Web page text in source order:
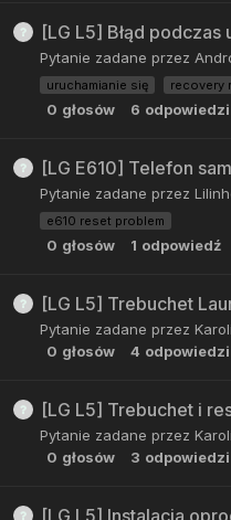
[LG L5] Błąd podczas
Pytanie zadane przez
uruchamianie się recovery
0 głosów 6 odpowiedzi
[LG E610] Telefon
Pytanie zadane przez
e610 reset problem
0 głosów 1 odpowiedź
[LG L5] Trebuchet
Pytanie zadane przez
0 głosów 4 odpowiedzi
[LG L5] Trebuchet i
Pytanie zadane przez
0 głosów 3 odpowiedzi
[LG L5] Instalacja